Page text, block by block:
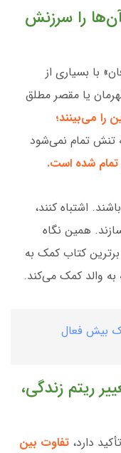
را سرزنش
با بسیاری از
یا مقصر مطلق
را می‌بینند؛
تنش تمام نمی‌شود
شده است.
اشتباه کنند،
همین نگاه
کتاب کمک به
به والد کمک می‌کند.
بیش فعال
ریتم زندگی،
دارد، تفاوت بین